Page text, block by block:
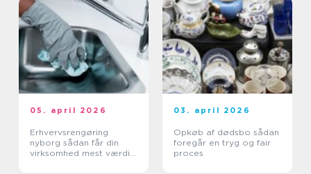
05. april 2026
Erhvervsrengøring
nyborg sådan får din
virksomhed mest værdi
03. april 2026
Opkøb af dødsbo sådan
foregår en tryg og fair
proces